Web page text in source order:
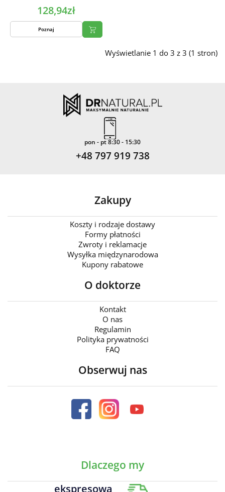
128,94zł
Poznaj
Wyświetlanie 1 do 3 z 3 (1 stron)
pon - pt 8:30 - 15:30
+48 797 919 738
Zakupy
Koszty i rodzaje dostawy
Formy płatności
Zwroty i reklamacje
Wysyłka międzynarodowa
Kupony rabatowe
O doktorze
Kontakt
O nas
Regulamin
Polityka prywatności
FAQ
Obserwuj nas
Dlaczego my
ekspresowa